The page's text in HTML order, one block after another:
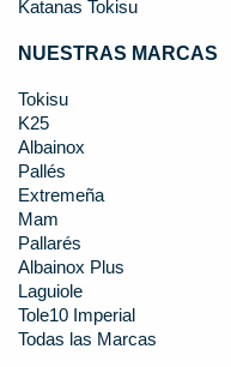
Katanas Tokisu
NUESTRAS MARCAS
Tokisu
K25
Albainox
Pallés
Extremeña
Mam
Pallarés
Albainox Plus
Laguiole
Tole10 Imperial
Todas las Marcas